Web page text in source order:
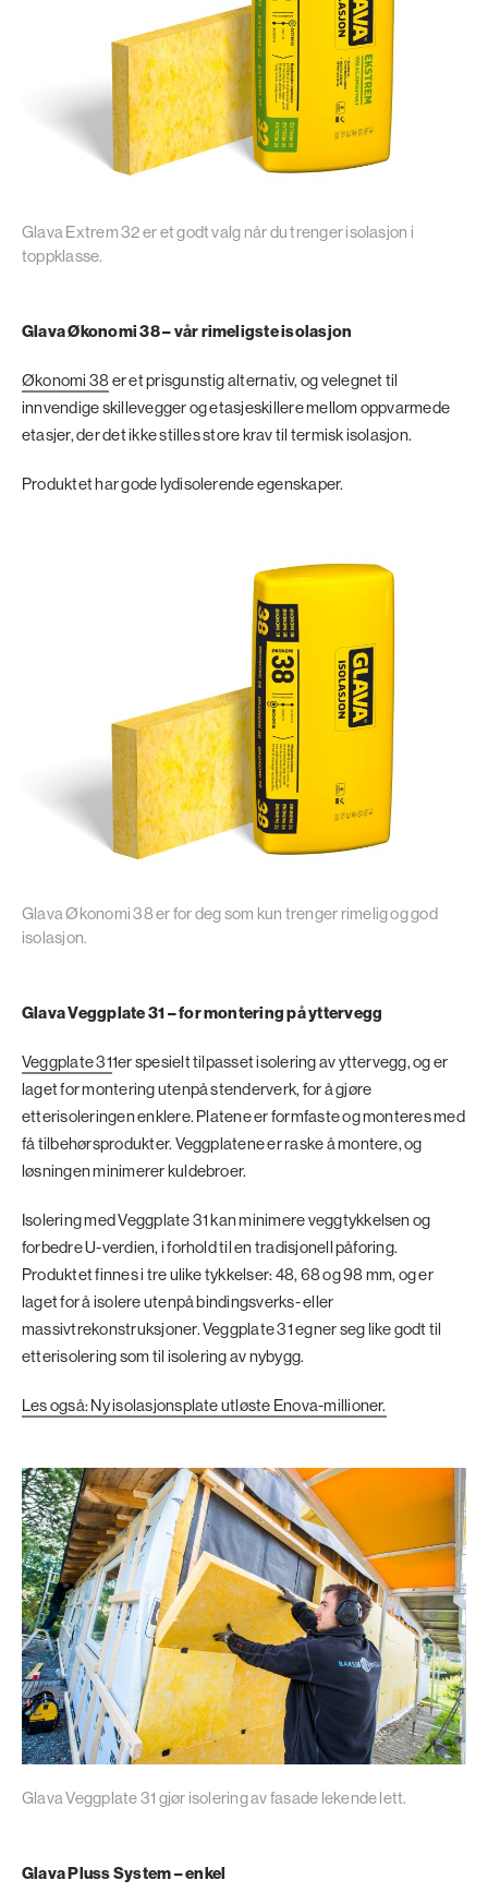
Glava Extrem 32 er et godt valg når du trenger isolasjon i
toppklasse.
Glava Økonomi 38 – vår rimeligste isolasjon
Økonomi 38er et prisgunstig alternativ, og velegnet til
innvendige skillevegger og etasjeskillere mellom oppvarmede
etasjer, der det ikke stilles store krav til termisk isolasjon.
Produktet har gode lydisolerende egenskaper.
Glava Økonomi 38 er for deg som kun trenger rimelig og god
isolasjon.
Glava Veggplate 31 – for montering på yttervegg
Veggplate 311er spesielt tilpasset isolering av yttervegg, og er
laget for montering utenpå stenderverk, for å gjøre
etterisoleringen enklere. Platene er formfaste og monteres med
få tilbehørsprodukter. Veggplatene er raske å montere, og
løsningen minimerer kuldebroer.
Isolering med Veggplate 31 kan minimere veggtykkelsen og
forbedre U-verdien, i forhold til en tradisjonell påforing.
Produktet finnes i tre ulike tykkelser: 48, 68 og 98 mm, og er
laget for å isolere utenpå bindingsverks- eller
massivtrekonstruksjoner. Veggplate 31 egner seg like godt til
etterisolering som til isolering av nybygg.
Les også: Ny isolasjonsplate utløste Enova-millioner.
Glava Veggplate 31 gjør isolering av fasade lekende lett.
Glava Pluss System – enkel